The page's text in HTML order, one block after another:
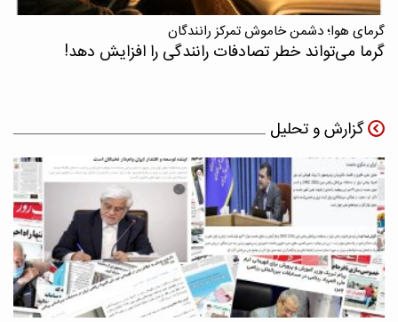
گرمای هوا؛ دشمن خاموش تمرکز رانندگان
گرما می‌تواند خطر تصادفات رانندگی را افزایش دهد!
گزارش و تحلیل